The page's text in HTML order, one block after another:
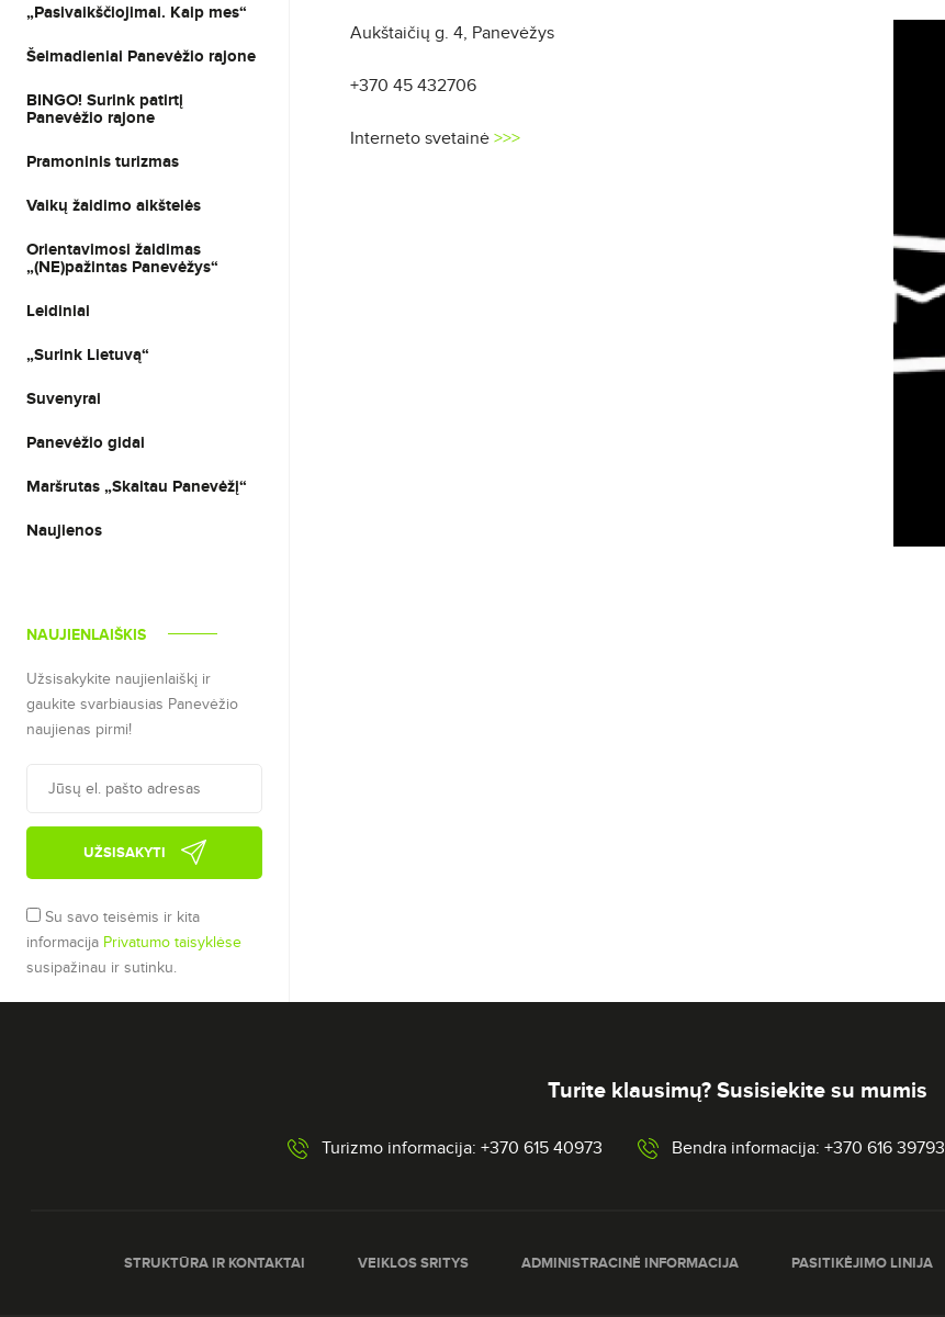
„Pasivaikščiojimai. Kaip mes“
Šeimadieniai Panevėžio rajone
BINGO! Surink patirtį
Panevėžio rajone
Pramoninis turizmas
Vaikų žaidimo aikštelės
Orientavimosi žaidimas
„(NE)pažintas Panevėžys“
Leidiniai
„Surink Lietuvą“
Suvenyrai
Panevėžio gidai
Maršrutas „Skaitau Panevėžį“
Naujienos
NAUJIENLAIŠKIS
Užsisakykite naujienlaiškį ir
gaukite svarbiausias Panevėžio
naujienas pirmi!
UŽSISAKYTI
Su savo teisėmis ir kita
informacija Privatumo taisyklėse
susipažinau ir sutinku.
Aukštaičių g. 4, Panevėžys
+370 45 432706
Interneto svetainė >>>
Turite klausimų? Susisiekite su mumis
Turizmo informacija: +370 615 40973 Bendra informacija: +370 616 39793
STRUKTŪRA IR KONTAKTAI VEIKLOS SRITYS ADMINISTRACINĖ INFORMACIJA PASITIKĖJIMO LINIJA